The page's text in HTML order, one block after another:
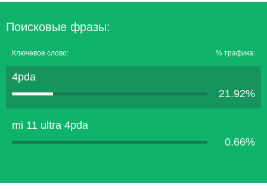
Поисковые фразы:
Ключевое слово: % трафика:
4pda
21.92%
mi 11 ultra 4pda
0.66%